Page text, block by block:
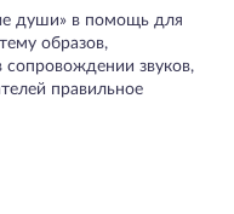
души» в помощь для
образов,
звуков,
правильное